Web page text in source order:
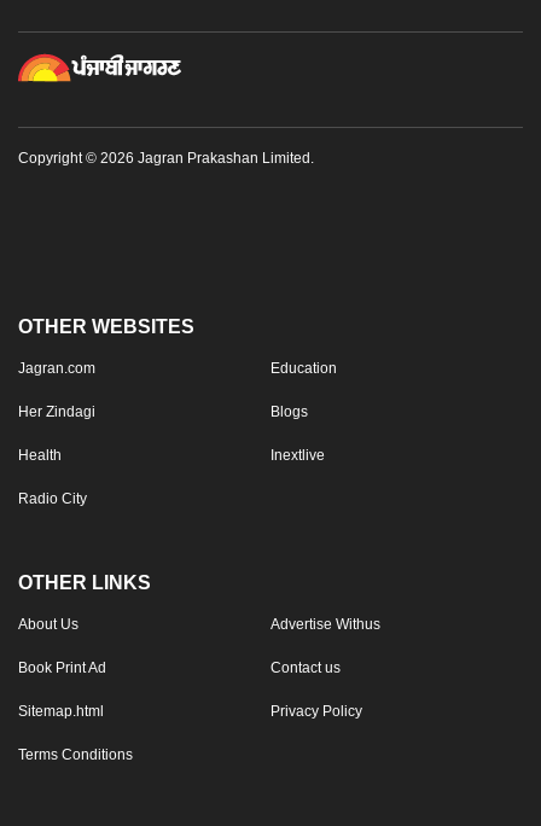
Copyright © 2026 Jagran Prakashan Limited.
OTHER WEBSITES
Jagran.com Education
Her Zindagi Blogs
Health Inextlive
Radio City
OTHER LINKS
About Us Advertise Withus
Book Print Ad Contact us
Sitemap.html Privacy Policy
Terms Conditions